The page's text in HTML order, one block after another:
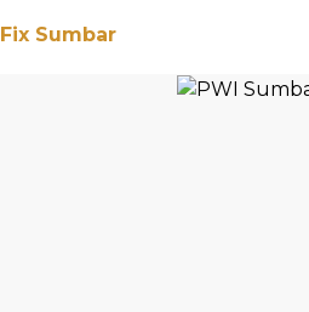
Fix Sumbar